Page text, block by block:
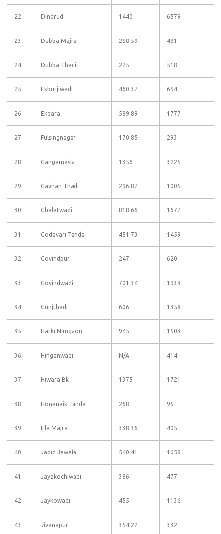
22 Dindrud 1440 6579
23 Dubba Majra 258.59 481
24 Dubba Thadi 225 518
25 Ekburjiwadi 460.37 654
26 Ekdara 589.89 1777
27 Fulsingnagar 170.85 293
28 Gangamasla 1356 3225
29 Gavhan Thadi 296.87 1005
30 Ghalatwadi 818.66 1677
31 Godavari Tanda 451.73 1459
32 Govindpur 247 620
33 Govindwadi 701.34 1933
34 Gunjthadi 606 1358
35 Harki Nimgaon 945 1503
36 Hinganwadi N/A 414
37 Hiwara Bk 1375 1721
38 Honanaik Tanda 268 95
39 Irla Majra 338.36 405
40 Jadid Jawala 540.41 1658
41 Jayakochiwadi 386 477
42 Jaykowadi 455 1136
43 Jivanapur 354.22 332